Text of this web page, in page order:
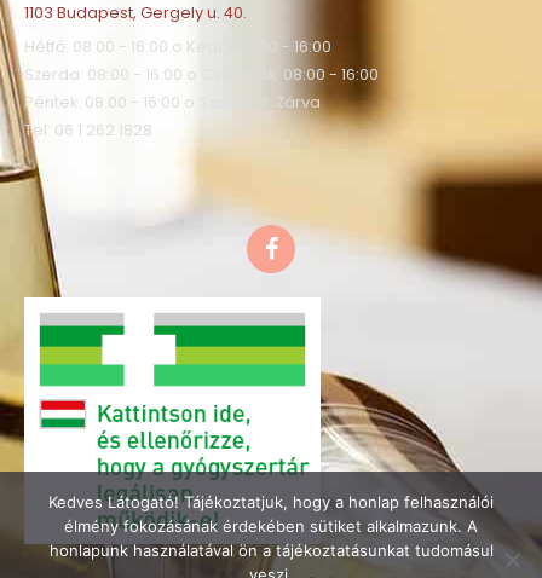
1103 Budapest, Gergely u. 40.
Hétfő: 08:00 - 16:00 o Kedd: 08:00 - 16:00
Szerda: 08:00 - 16:00 o Csütörtök: 08:00 - 16:00
Péntek: 08:00 - 16:00 o Szombat: Zárva
Tel: 06 1 262 1828
a
c
e
b
o
o
k
Kedves Látogató! Tájékoztatjuk, hogy a honlap felhasználói
élmény fokozásának érdekében sütiket alkalmazunk. A
honlapunk használatával ön a tájékoztatásunkat tudomásul